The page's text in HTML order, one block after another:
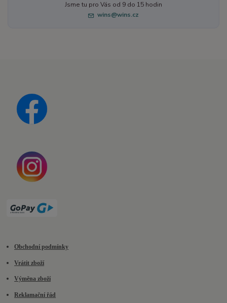
Jsme tu pro Vás od 9 do 15 hodin
wins@wins.cz
Obchodní podmínky
Vrátit zboží
Výměna zboží
Reklamační řád